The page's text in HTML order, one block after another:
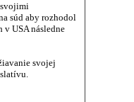
súd aby rozhodol
USA následne
svojej